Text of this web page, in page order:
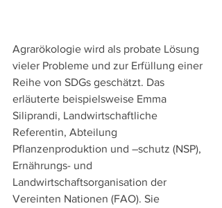
Agrarökologie wird als probate Lösung
vieler Probleme und zur Erfüllung einer
Reihe von SDGs geschätzt. Das
erläuterte beispielsweise Emma
Siliprandi, Landwirtschaftliche
Referentin, Abteilung
Pflanzenproduktion und –schutz (NSP),
Ernährungs- und
Landwirtschaftsorganisation der
Vereinten Nationen (FAO). Sie